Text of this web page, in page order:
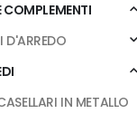
COMPLEMENTI
D'ARREDO
IN METALLO